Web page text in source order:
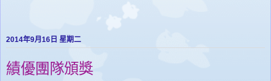
2014年9月16日 星期二
績優團隊頒獎